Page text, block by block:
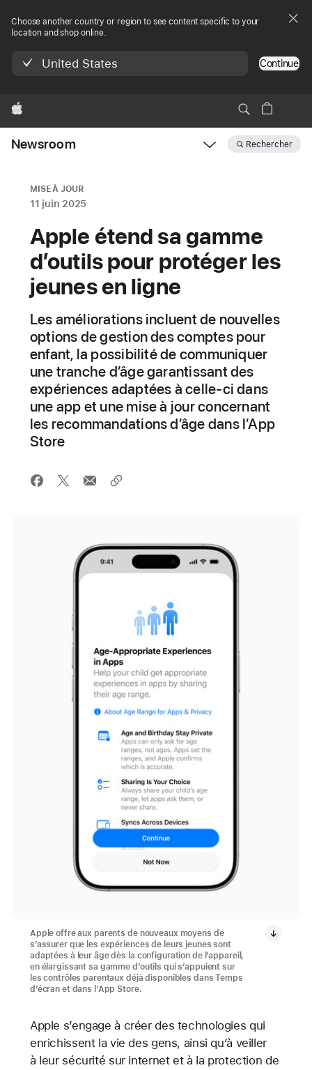
Choose another country or region to see content specific to your
location and shop online.
United States Continue
Apple
Newsroom Rechercher
MISE À JOUR
11 juin 2025
Apple étend sa gamme
d’outils pour protéger les
jeunes en ligne
Les améliorations incluent de nouvelles
options de gestion des comptes pour
enfant, la possibilité de communiquer
une tranche d’âge garantissant des
expériences adaptées à celle-ci dans
une app et une mise à jour concernant
les recommandations d’âge dans l’App
Store
Apple offre aux parents de nouveaux moyens de
s’assurer que les expériences de leurs jeunes sont
adaptées à leur âge dès la configuration de l’appareil,
en élargissant sa gamme d’outils qui s’appuient sur
les contrôles parentaux déjà disponibles dans Temps
d’écran et dans l’App Store.
Apple s’engage à créer des technologies qui
enrichissent la vie des gens, ainsi qu’à veiller
à leur sécurité sur internet et à la protection de